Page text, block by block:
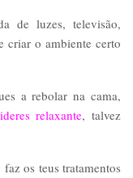
de luzes, televisão,
criar o ambiente certo
a rebolar na cama,
relaxante, talvez
faz os teus tratamentos